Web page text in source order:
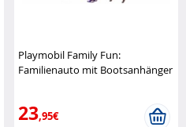
Playmobil Family Fun:
Familienauto mit Bootsanhänger
23,95€